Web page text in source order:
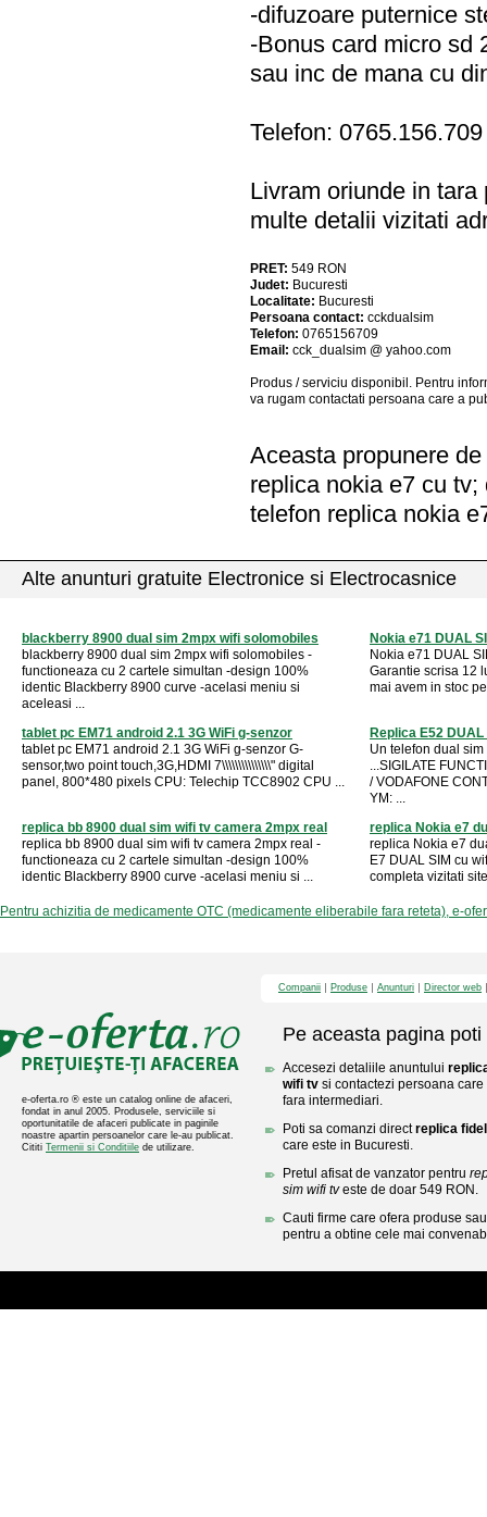
-difuzoare puternice
-Bonus card micro sd
sau inc de mana cu
Telefon:
Livram oriunde in
multe detalii vizitati
PRET: 549 RON
Judet: Bucuresti
Localitate: Bucuresti
Persoana contact: cckdualsim
Telefon: 0765156709
Email: cck_dualsim @ yahoo.com
Produs / serviciu disponibil . Pentru
va rugam contactati persoana care a
Aceasta propunere
replica nokia e7 cu
telefon replica nokia
Alte anunturi gratuite Electronice si Electrocasnice
blackberry 8900 dual sim 2mpx wifi solomobiles
blackberry 8900 dual sim 2mpx wifi solomobiles -
functioneaza cu 2 cartele simultan -design 100%
identic Blackberry 8900 curve -acelasi meniu si
aceleasi ...
Nokia e71 DUAL
Nokia e71 DUAL
Garantie scrisa 12
mai avem in stoc
tablet pc EM71 android 2.1 3G WiFi g-senzor
tablet pc EM71 android 2.1 3G WiFi g-senzor G-
sensor,two point touch,3G,HDMI 7\\\\\\\\\\\\\\\" digital
panel, 800*480 pixels CPU: Telechip TCC8902 CPU ...
Replica E52 DUAL
Un telefon dual
...SIGILATE
/ VODAFONE
YM: ...
replica bb 8900 dual sim wifi tv camera 2mpx real
replica bb 8900 dual sim wifi tv camera 2mpx real -
functioneaza cu 2 cartele simultan -design 100%
identic Blackberry 8900 curve -acelasi meniu si ...
replica Nokia e7
replica Nokia e7
E7 DUAL SIM cu
completa vizitati
Pentru achizitia de medicamente OTC (medicamente eliberabile fara reteta), e-
e-oferta.ro ® este un catalog online de afaceri,
fondat in anul 2005. Produsele, serviciile si
oportunitatile de afaceri publicate in paginile
noastre apartin persoanelor care le-au publicat.
Cititi Termenii si Conditiile de utilizare.
Companii Produse Anunturi Director web
Pe aceasta pagina poti
Accesezi detaliile anuntului
wifi tv si contactezi persoana
fara intermediari.
Poti sa comanzi directreplica
care este in Bucuresti.
Pretul afisat de vanzator pentru
sim wifi tveste de doar 549 RON.
Cauti firme care ofera produse
pentru a obtine cele mai